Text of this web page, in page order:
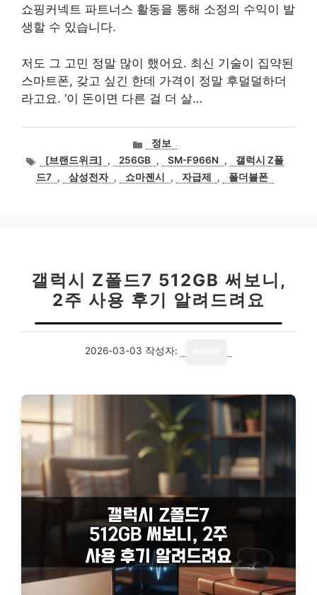
쇼핑커넥트 파트너스 활동을 통해 소정의 수익이 발
생할 수 있습니다.
저도 그 고민 정말 많이 했어요. 최신 기술이 집약된
스마트폰, 갖고 싶긴 한데 가격이 정말 후덜덜하더
라고요. ‘이 돈이면 다른 걸 더 살…
카
테
고
리
정보
태
그
[브랜드위크] , 256GB , SM-F966N ,
갤럭시 Z폴
드7 , 삼성전자 , 쇼마젠시 , 자급제 , 폴더블폰
갤럭시 Z폴드7 512GB 써보니,
2주 사용 후기 알려드려요
2026-03-03 작성자: